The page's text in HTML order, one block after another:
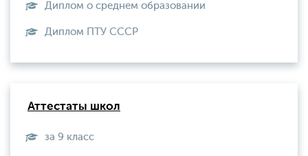
Диплом о среднем образовании
Диплом ПТУ СССР
Аттестаты школ
за 9 класс